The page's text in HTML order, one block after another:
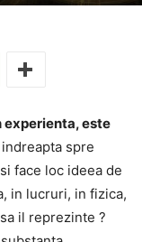
experienta, este
spre
face loc ideea de
in lucruri, in fizica,
il reprezinte ?